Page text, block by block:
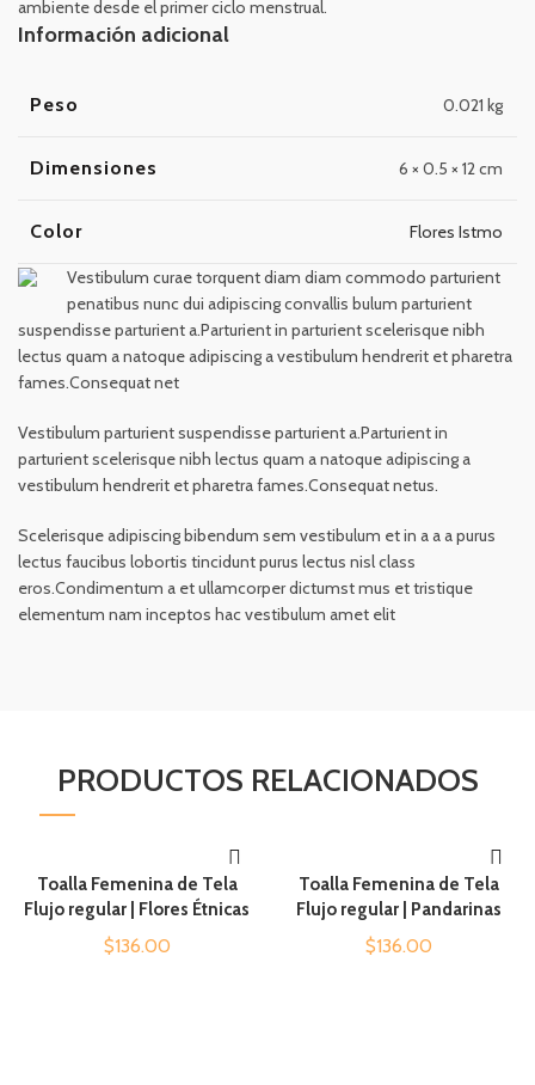
ambiente desde el primer ciclo menstrual.
Información adicional
Peso 0.021 kg
Dimensiones 6 × 0.5 × 12 cm
Color Flores Istmo
Vestibulum curae torquent diam diam commodo parturient
penatibus nunc dui adipiscing convallis bulum parturient
suspendisse parturient a.Parturient in parturient scelerisque nibh
lectus quam a natoque adipiscing a vestibulum hendrerit et pharetra
fames.Consequat net
Vestibulum parturient suspendisse parturient a.Parturient in
parturient scelerisque nibh lectus quam a natoque adipiscing a
vestibulum hendrerit et pharetra fames.Consequat netus.
Scelerisque adipiscing bibendum sem vestibulum et in a a a purus
lectus faucibus lobortis tincidunt purus lectus nisl class
eros.Condimentum a et ullamcorper dictumst mus et tristique
elementum nam inceptos hac vestibulum amet elit
PRODUCTOS RELACIONADOS
AÑADIR AL CARRITO
Toalla Femenina de Tela
Flujo regular | Flores Étnicas
$136.00
AÑADIR AL CARRITO
Toalla Femenina de Tela
Flujo regular | Pandarinas
$136.00